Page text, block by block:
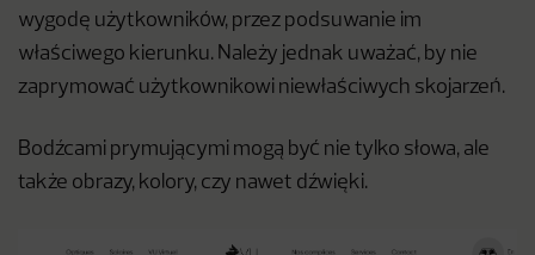
wygodę użytkowników, przez podsuwanie im
właściwego kierunku. Należy jednak uważać, by nie
zaprymować użytkownikowi niewłaściwych skojarzeń.
Bodźcami prymującymi mogą być nie tylko słowa, ale
także obrazy, kolory, czy nawet dźwięki.